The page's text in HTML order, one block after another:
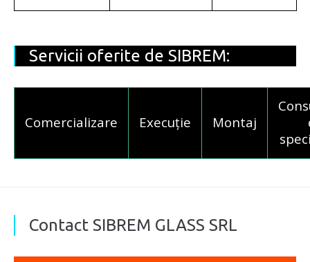
Servicii oferite de SIBREM:
Comercializare Execuție Montaj
Contact SIBREM GLASS SRL